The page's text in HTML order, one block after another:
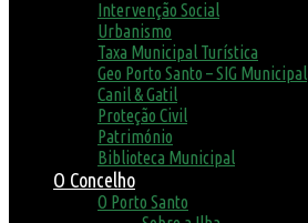
Intervenção Social
Urbanismo
Taxa Municipal Turística
Geo Porto Santo – SIG Municipal
Canil & Gatil
Proteção Civil
Património
Biblioteca Municipal
O Concelho
O Porto Santo